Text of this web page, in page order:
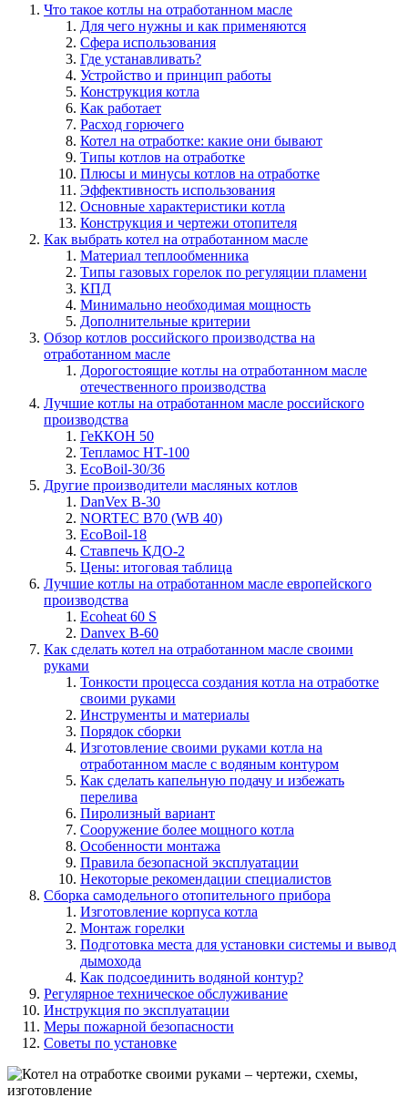
Что такое котлы на отработанном масле
Для чего нужны и как применяются
Сфера использования
Где устанавливать?
Устройство и принцип работы
Конструкция котла
Как работает
Расход горючего
Котел на отработке: какие они бывают
Типы котлов на отработке
Плюсы и минусы котлов на отработке
Эффективность использования
Основные характеристики котла
Конструкция и чертежи отопителя
Как выбрать котел на отработанном масле
Материал теплообменника
Типы газовых горелок по регуляции пламени
КПД
Минимально необходимая мощность
Дополнительные критерии
Обзор котлов российского производства на
отработанном масле
Дорогостоящие котлы на отработанном масле
отечественного производства
Лучшие котлы на отработанном масле российского
производства
ГеККОН 50
Тепламос НТ-100
EcoBoil-30/36
Другие производители масляных котлов
DanVex B-30
NORTEC B70 (WB 40)
EcoBoil-18
Ставпечь КДО-2
Цены: итоговая таблица
Лучшие котлы на отработанном масле европейского
производства
Ecoheat 60 S
Danvex B-60
Как сделать котел на отработанном масле своими
руками
Тонкости процесса создания котла на отработке
своими руками
Инструменты и материалы
Порядок сборки
Изготовление своими руками котла на
отработанном масле с водяным контуром
Как сделать капельную подачу и избежать
перелива
Пиролизный вариант
Сооружение более мощного котла
Особенности монтажа
Правила безопасной эксплуатации
Некоторые рекомендации специалистов
Сборка самодельного отопительного прибора
Изготовление корпуса котла
Монтаж горелки
Подготовка места для установки системы и вывод
дымохода
Как подсоединить водяной контур?
Регулярное техническое обслуживание
Инструкция по эксплуатации
Меры пожарной безопасности
Советы по установке